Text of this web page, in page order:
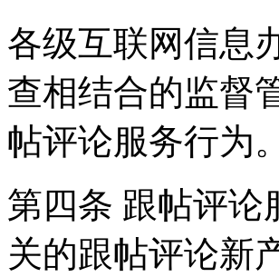
各级互联网信息
查相结合的监督
帖评论服务行为。
第四条 跟帖评论
关的跟帖评论新